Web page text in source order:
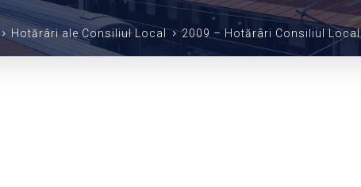
Hotărâri ale Consiliul Local 2009 – Hotărâri Consiliul Local